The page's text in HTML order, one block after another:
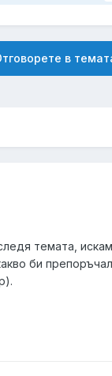
в
темата,
би